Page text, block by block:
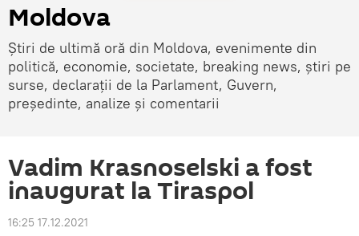
Moldova
Știri de ultimă oră din Moldova, evenimente din
politică, economie, societate, breaking news, știri pe
surse, declarații de la Parlament, Guvern,
președinte, analize și comentarii
Vadim Krasnoselski a fost
inaugurat la Tiraspol
16:25 17.12.2021